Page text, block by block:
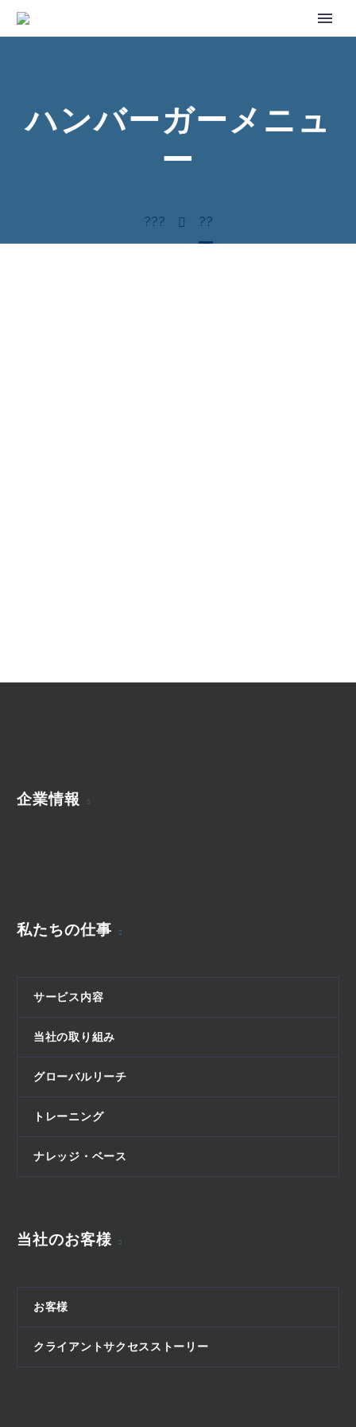
ハンバーガーメニュ
ー
??? ??
企業情報
私たちの仕事
サービス内容
当社の取り組み
グローバルリーチ
トレーニング
ナレッジ・ベース
当社のお客様
お客様
クライアントサクセスストーリー